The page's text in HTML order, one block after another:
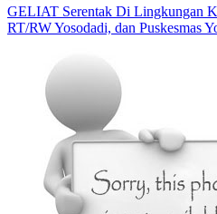
GELIAT Serentak Di Lingkungan
RT/RW Yosodadi, dan Puskesmas